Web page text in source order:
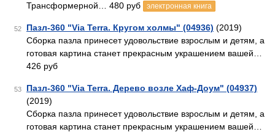
Трансформерной… 480 руб
электронная книга
52 Пазл-360 "Via Terra. Кругом холмы" (04936) (2019)
Сборка пазла принесет удовольствие взрослым и детям, а
готовая картина станет прекрасным украшением вашей…
426 руб
53
Пазл-360 "Via Terra. Дерево возле Хаф-Доум" (04937)
(2019)
Сборка пазла принесет удовольствие взрослым и детям, а
готовая картина станет прекрасным украшением вашей…